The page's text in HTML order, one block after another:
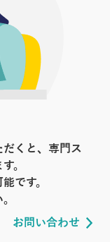
くと、専門ス
。
です。
お問い合わせ